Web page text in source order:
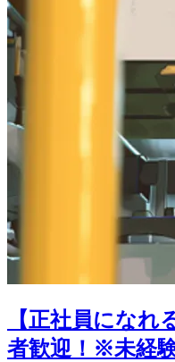
【正社員になれ
者歓迎！※未経